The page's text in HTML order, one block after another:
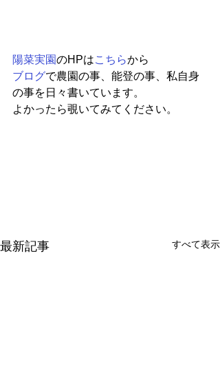
陽菜実園のHPはこちらから
ブログで農園の事、能登の事、私自身
の事を日々書いています。
よかったら覗いてみてください。
最新記事 すべて表示